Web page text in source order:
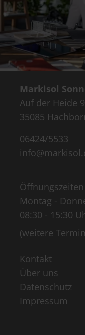
Markisol
Auf der Heide 9
35085
06424/5533
Öffnungszeiten
Montag -
08:30 - 15:30
(weitere
Kontakt
Über uns
Datenschutz
Impressum